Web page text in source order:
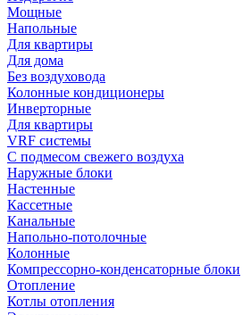
Мощные
Напольные
Для квартиры
Для дома
Без воздуховода
Колонные кондиционеры
Инверторные
Для квартиры
VRF системы
С подмесом свежего воздуха
Наружные блоки
Настенные
Кассетные
Канальные
Напольно-потолочные
Колонные
Компрессорно-конденсаторные блоки
Отопление
Котлы отопления